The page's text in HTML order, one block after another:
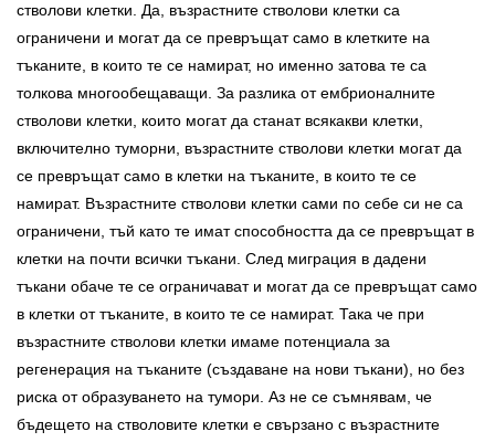
стволови клетки. Да, възрастните стволови клетки са
ограничени и могат да се превръщат само в клетките на
тъканите, в които те се намират, но именно затова те са
толкова многообещаващи. За разлика от ембрионалните
стволови клетки, които могат да станат всякакви клетки,
включително туморни, възрастните стволови клетки могат да
се превръщат само в клетки на тъканите, в които те се
намират. Възрастните стволови клетки сами по себе си не са
ограничени, тъй като те имат способността да се превръщат в
клетки на почти всички тъкани. След миграция в дадени
тъкани обаче те се ограничават и могат да се превръщат само
в клетки от тъканите, в които те се намират. Така че при
възрастните стволови клетки имаме потенциала за
регенерация на тъканите (създаване на нови тъкани), но без
риска от образуването на тумори. Аз не се съмнявам, че
бъдещето на стволовите клетки е свързано с възрастните